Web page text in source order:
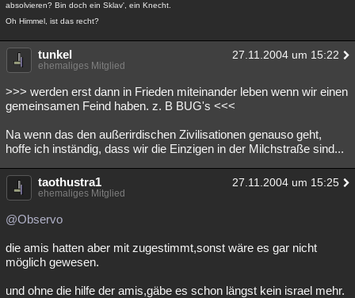
absolvieren? Bin doch ein Sklav', ein Knecht.
Oh Himmel, ist das recht?
tunkel 27.11.2004 um 15:22
ehemaliges Mitglied
>>> werden erst dann in Frieden miteinander leben wenn wir einen
gemeinsamen Feind haben. z. B BUG's <<<
Na wenn das den außerirdischen Zivilisationen genauso geht,
hoffe ich inständig, dass wir die Einzigen in der Milchstraße sind...
taothustra1 27.11.2004 um 15:25
ehemaliges Mitglied
@Observo
die amis hatten aber mit zugestimmt,sonst wäre es gar nicht
möglich gewesen.
und ohne die hilfe der amis,gäbe es schon längst kein israel mehr.